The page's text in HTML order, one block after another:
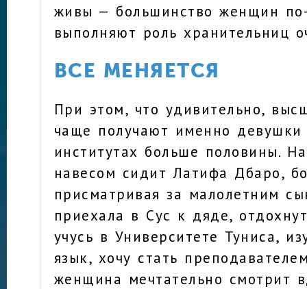
живы — большинство женщин
выполняют роль хранительниц
ВСЕ МЕНЯЕТСЯ
При этом, что удивительно,
чаще получают именно
институтах больше половины.
навесом сидит Латифа Дбаро,
присматривая за малолетним
приехала в Сус к дяде,
учусь в Университете Туниса,
язык, хочу стать
женщина мечтательно смотрит